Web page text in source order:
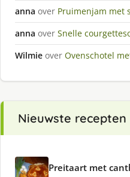
anna over Pruimenjam met
anna over Snelle
Wilmie over Ovenschotel
Nieuwste recepten
Preitaart met